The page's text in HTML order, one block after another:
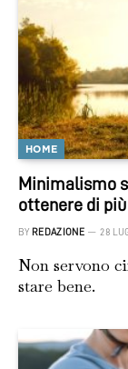
HOME
Minimalismo
ottenere di
BY REDAZIONE 28
Non servono
stare bene.